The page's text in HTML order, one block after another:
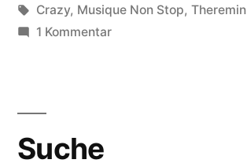
in
Schlagwörter:
Crazy, Musique Non Stop, Theremin
1 Kommentarzu
Suche